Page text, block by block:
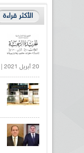
الأكثر قراءة
20 أبريل 2021 |